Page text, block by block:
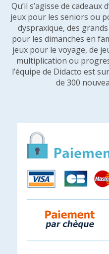
Qu’il s’agisse de
jeux pour les seniors ou
dyspraxique, des
pour les dimanches en
jeux pour le voyage, de
multiplication ou
l’équipe de Didacto est
de 300